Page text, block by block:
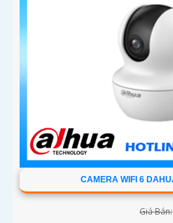
CAMERA WIFI 6
Giá Bán: